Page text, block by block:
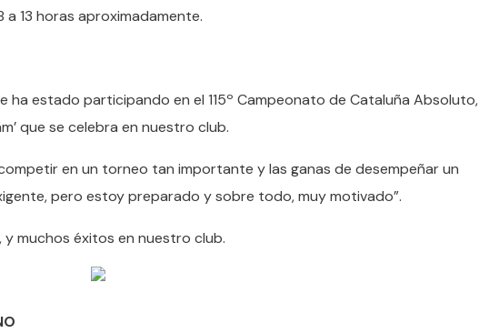
13 horas aproximadamente.
estado participando en el 115º Campeonato de Cataluña Absoluto,
que se celebra en nuestro club.
en un torneo tan importante y las ganas de desempeñar un
pero estoy preparado y sobre todo, muy motivado”.
muchos éxitos en nuestro club.